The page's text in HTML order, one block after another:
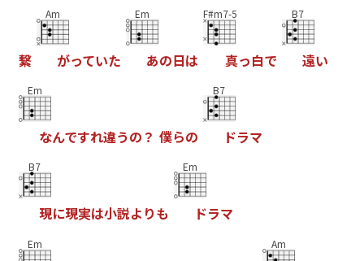
繋
Am
がっていた
Em
あの日は
F#m7-5
真っ白で
B7
遠い
Em
なんですれ違うの ？ 僕らの
B7
ドラマ
B7
現に現実は小説よ りも
Em
ドラマ
Em Am